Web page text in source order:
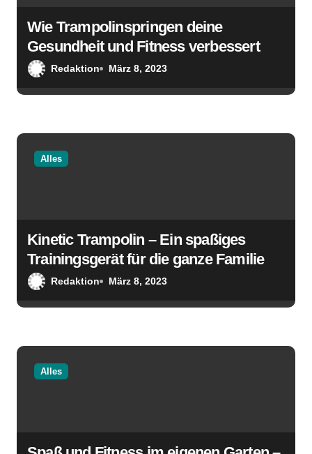
g
o
Wie Trampolinspringen deine
Gesundheit und Fitness verbessert
Redaktion März 8, 2023
Alles
Kinetic Trampolin – Ein spaßiges
Trainingsgerät für die ganze Familie
Redaktion März 8, 2023
Alles